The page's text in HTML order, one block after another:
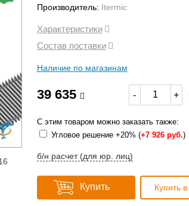
Производитель: Itermic
Характеристики
Состав поставки
Наличие по магазинам
39 635 - +
С этим товаром можно заказать также:
Угловое решение +20% (+7 926 руб.)
б/н расчет (для юр. лиц)
Купить Купить